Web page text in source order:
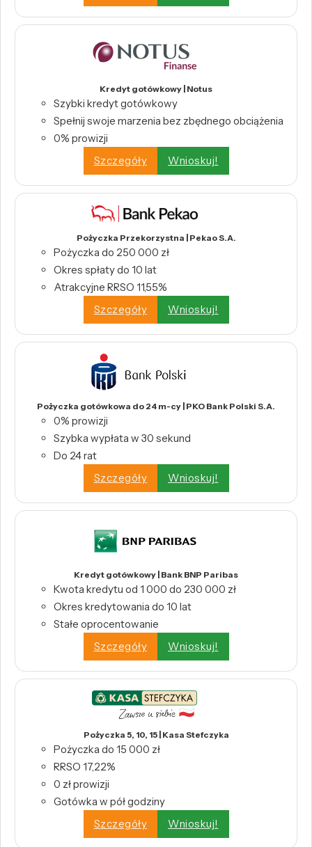
Kredyt gotówkowy | Notus
Szybki kredyt gotówkowy
Spełnij swoje marzenia bez zbędnego obciążenia
0% prowizji
Szczegóły
Wnioskuj!
Pożyczka Przekorzystna | Pekao S.A.
Pożyczka do 250 000 zł
Okres spłaty do 10 lat
Atrakcyjne RRSO 11,55%
Szczegóły
Wnioskuj!
Pożyczka gotówkowa do 24 m-cy | PKO Bank Polski S.A.
0% prowizji
Szybka wypłata w 30 sekund
Do 24 rat
Szczegóły
Wnioskuj!
Kredyt gotówkowy | Bank BNP Paribas
Kwota kredytu od 1 000 do 230 000 zł
Okres kredytowania do 10 lat
Stałe oprocentowanie
Szczegóły
Wnioskuj!
Pożyczka 5, 10, 15 | Kasa Stefczyka
Pożyczka do 15 000 zł
RRSO 17,22%
0 zł prowizji
Gotówka w pół godziny
Szczegóły
Wnioskuj!